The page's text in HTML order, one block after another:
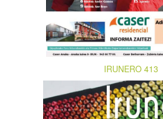
IRUNERO 413